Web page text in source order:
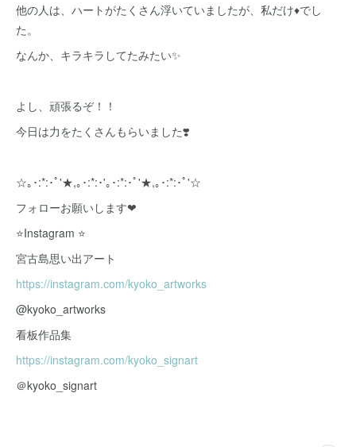
他の人は、ハートがたくさん浮いていましたが、私だけ♦️でし
た。
なんか、キラキラしてたみたい✨
よし、頑張るぞ！！
今日は力をたくさんもらいました❣️
☆｡･:*:･ﾟ'★,｡･:*:･'｡･:*:･ﾟ'★,｡･:*:･ﾟ'☆
フォローお願いします❤
⭐Instagram ⭐
宮古島思い出アート
https://instagram.com/kyoko_artworks
@kyoko_artworks
看板作品集
https://instagram.com/kyoko_signart
＠kyoko_signart